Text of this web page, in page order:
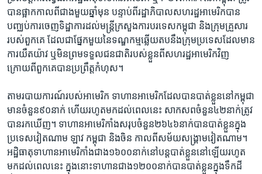
បាន​ផ្អាក​កាលពី​ជាង​មួយ​ឆ្នាំ​មុន​ ​បន្ទាប់​ពី​រដ្ឋាភិបាល​សហរដ្ឋ​អាមេរិក​បាន​
បញ្ឈប់​ការ​ចេញ​ទិដ្ឋាការ​ដល់​មន្រ្តី​ក្រសួង​ការ​បរទេស​កម្ពុជា​ ​និង​ក្រុម​គ្រួសារ​
របស់​ពួកគេ​ ​ដែល​ជា​ផ្នែក​មួយ​នៃ​ទណ្ឌកម្ម​ឆ្លើយតប​នឹង​ក្រុម​ប្រទេស​ដែល​មាន​
ការ​យឺតយ៉ាវ​ ​ឬ​មិន​ព្រម​ទទួល​ជនជាតិ​របស់​ខ្លួន​ពី​សហរដ្ឋអាមេរិក​វិញ​ ​
ក្រោយពី​ពួកគេ​បាន​ប្រព្រឹត្ត​កំហុស។
​តាម​របាយការណ៍​របស់​អាមេរិក​ ​ទាហាន​អាមេរិក​ដែល​បាន​បាត់ខ្លួន​នៅ​កម្ពុជា​
មាន​ចំនួន​៩០​នាក់ ហើយ​រហូត​មក​ដល់​ពេល​នេះ សាកសព​ចំនួន​៤២​នាក់​ត្រូវ​
បាន​រក​ឃើញ។​ ​ទាហាន​អាមេរិកាំង​សរុប​ចំនួន​២៦៤៦​នាក់​បាន​បាត់ខ្លួន​ក្នុង​
ប្រទេស​វៀតណាម​ ​ឡាវ​ ​កម្ពុជា​ ​និងចិន​ ​កាលពី​សម័យ​សង្រ្គាម​វៀតណាម។​ ​
អដ្ឋិធាតុ​ទាហាន​អាមេរិកាំង​ជាង​១៦០០​នាក់​នៅ​បន្ត​បាត់ខ្លួន​នៅ​ឡើយរហូត​
មក​ដល់​ពេល​នេះ​ ​ក្នុង​នោះ​ទាហាន​ជាង​១២០០​នាក់​បាន​បាត់​ខ្លួន​ក្នុង​ទឹក​ដី​